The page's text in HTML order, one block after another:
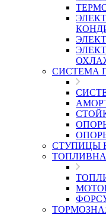
СИСТЕМА
СТУПИЦЫ